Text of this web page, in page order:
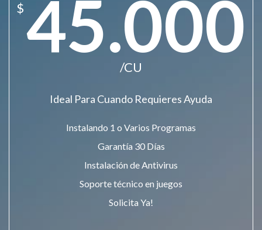
$45.000
/CU
Ideal Para Cuando Requieres Ayuda
Instalando 1 o Varios Programas
Garantía 30 Días
Instalación de Antivirus
Soporte técnico en juegos
Solicita Ya!